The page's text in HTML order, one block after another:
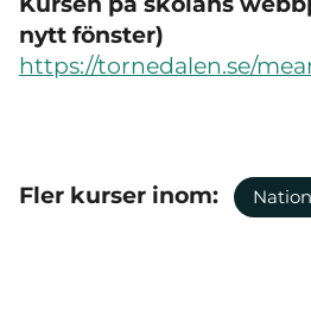
nytt fönster)
https://tornedalen.se/
Fler kurser inom: